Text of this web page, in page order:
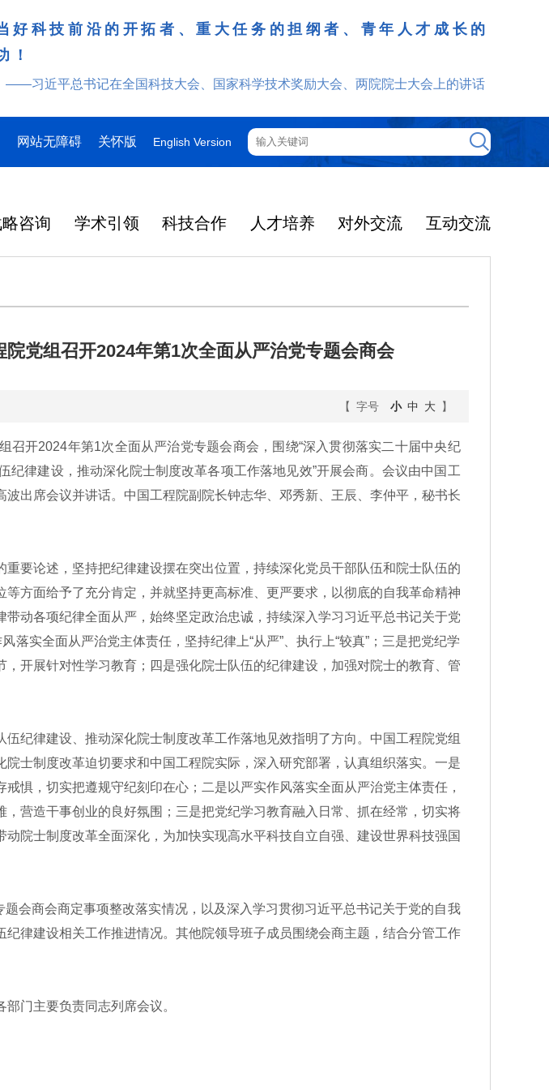
科技前沿的开拓者、重大任务的担纲者、青年人才成长的
！
——习近平总书记在全国科技大会、国家科学技术奖励大会、两院院士大会上的讲话
网站无障碍 关怀版 English Version
咨询 学术引领 科技合作 人才培养 对外交流 互动交流
党组召开2024年第1次全面从严治党专题会商会
【 字号 小 中 大】
开2024年第1次全面从严治党专题会商会，围绕“深入贯彻落实二十届中央纪
律建设，推动深化院士制度改革各项工作落地见效”开展会商。会议由中国工
出席会议并讲话。中国工程院副院长钟志华、邓秀新、王辰、李仲平，秘书长
论述，坚持把纪律建设摆在突出位置，持续深化党员干部队伍和院士队伍的
方面给予了充分肯定，并就坚持更高标准、更严要求，以彻底的自我革命精神
动各项纪律全面从严，始终坚定政治忠诚，持续深入学习习近平总书记关于党
实全面从严治党主体责任，坚持纪律上“从严”、执行上“较真”；三是把党纪学
开展针对性学习教育；四是强化院士队伍的纪律建设，加强对院士的教育、管
律建设、推动深化院士制度改革工作落地见效指明了方向。中国工程院党组
士制度改革迫切要求和中国工程院实际，深入研究部署，认真组织落实。一是
惧，切实把遵规守纪刻印在心；二是以严实作风落实全面从严治党主体责任，
营造干事创业的良好氛围；三是把党纪学习教育融入日常、抓在经常，切实将
院士制度改革全面深化，为加快实现高水平科技自立自强、建设世界科技强国
商会商定事项整改落实情况，以及深入学习贯彻习近平总书记关于党的自我
律建设相关工作推进情况。其他院领导班子成员围绕会商主题，结合分管工作
门主要负责同志列席会议。